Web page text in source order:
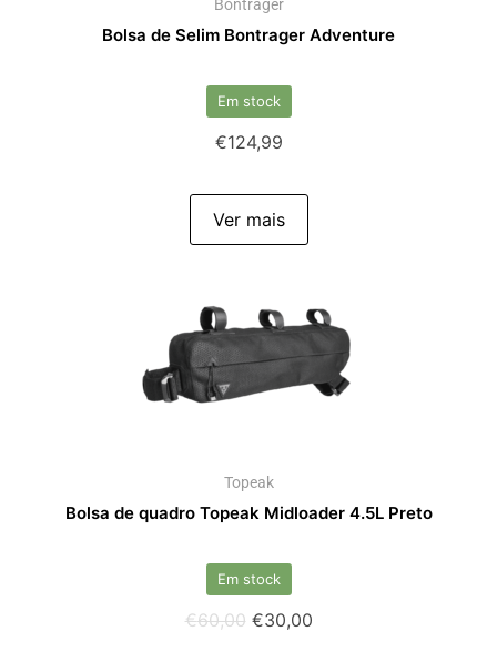
Bontrager
Bolsa de Selim Bontrager Adventure
Em stock
€124,99
Ver mais
Topeak
Bolsa de quadro Topeak Midloader 4.5L Preto
Em stock
€60,00 €30,00